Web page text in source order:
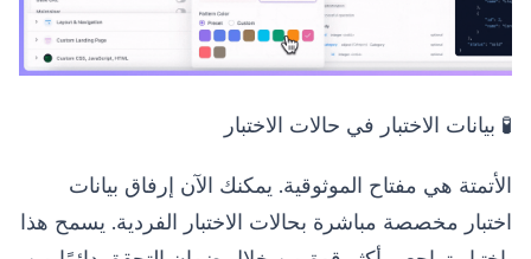
🧪 بيانات الاختبار في حالات الاختبار
الأتمتة هي مفتاح الموثوقية. يمكنك الآن إرفاق بيانات
اختبار مخصصة مباشرة بحالات الاختبار الفردية. يسمح هذا